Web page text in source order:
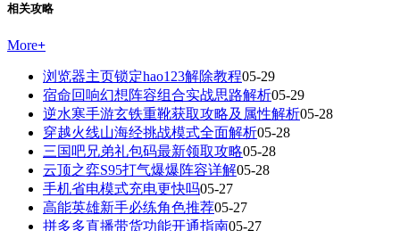
相关攻略
More+
浏览器主页锁定hao123解除教程05-29
宿命回响幻想阵容组合实战思路解析05-29
逆水寒手游玄铁重靴获取攻略及属性解析05-28
穿越火线山海经挑战模式全面解析05-28
三国吧兄弟礼包码最新领取攻略05-28
云顶之弈S95打气爆爆阵容详解05-28
手机省电模式充电更快吗05-27
高能英雄新手必练角色推荐05-27
拼多多直播带货功能开通指南05-27